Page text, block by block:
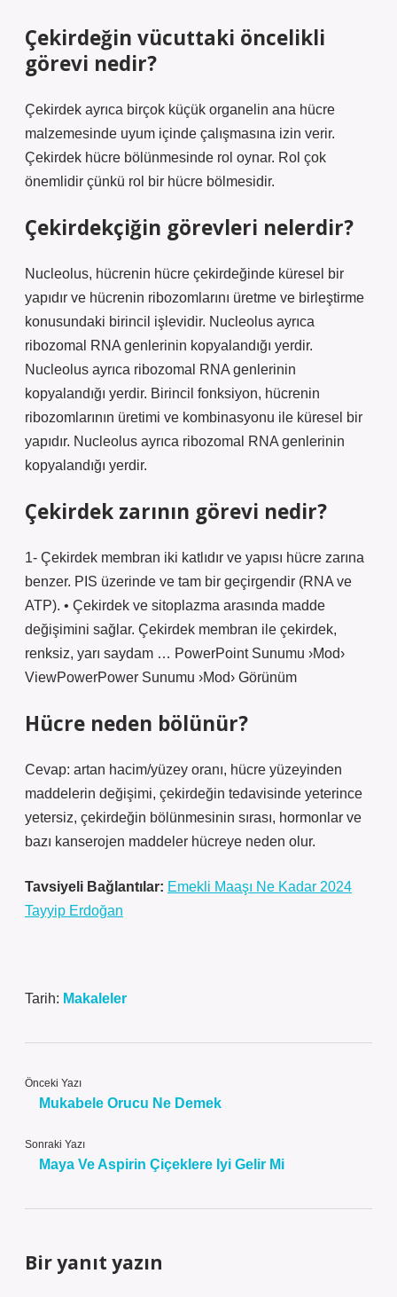
Çekirdeğin vücuttaki öncelikli
görevi nedir?
Çekirdek ayrıca birçok küçük organelin ana hücre
malzemesinde uyum içinde çalışmasına izin verir.
Çekirdek hücre bölünmesinde rol oynar. Rol çok
önemlidir çünkü rol bir hücre bölmesidir.
Çekirdekçiğin görevleri nelerdir?
Nucleolus, hücrenin hücre çekirdeğinde küresel bir
yapıdır ve hücrenin ribozomlarını üretme ve birleştirme
konusundaki birincil işlevidir. Nucleolus ayrıca
ribozomal RNA genlerinin kopyalandığı yerdir.
Nucleolus ayrıca ribozomal RNA genlerinin
kopyalandığı yerdir. Birincil fonksiyon, hücrenin
ribozomlarının üretimi ve kombinasyonu ile küresel bir
yapıdır. Nucleolus ayrıca ribozomal RNA genlerinin
kopyalandığı yerdir.
Çekirdek zarının görevi nedir?
1- Çekirdek membran iki katlıdır ve yapısı hücre zarına
benzer. PIS üzerinde ve tam bir geçirgendir (RNA ve
ATP). • Çekirdek ve sitoplazma arasında madde
değişimini sağlar. Çekirdek membran ile çekirdek,
renksiz, yarı saydam … PowerPoint Sunumu ›Mod›
ViewPowerPower Sunumu ›Mod› Görünüm
Hücre neden bölünür?
Cevap: artan hacim/yüzey oranı, hücre yüzeyinden
maddelerin değişimi, çekirdeğin tedavisinde yeterince
yetersiz, çekirdeğin bölünmesinin sırası, hormonlar ve
bazı kanserojen maddeler hücreye neden olur.
Tavsiyeli Bağlantılar: Emekli Maaşı Ne Kadar 2024
Tayyip Erdoğan
Tarih: Makaleler
Önceki Yazı
Mukabele Orucu Ne Demek
Sonraki Yazı
Maya Ve Aspirin Çiçeklere Iyi Gelir Mi
Bir yanıt yazın